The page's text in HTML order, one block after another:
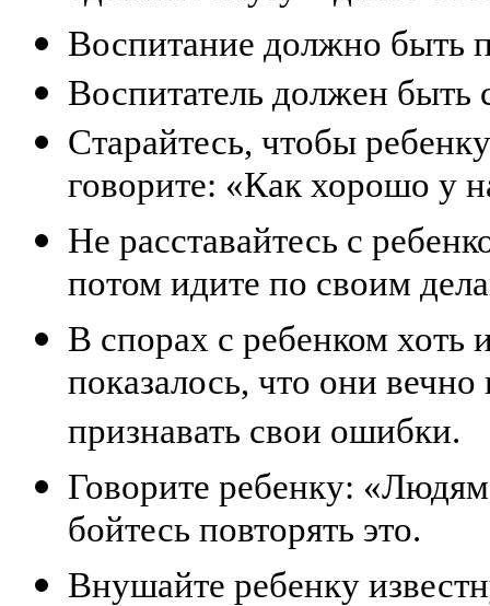
Воспитание должно быть
Воспитатель должен
Старайтесь, чтобы
говорите: «Как хорошо у
Не расставайтесь с
потом идите по своим
В спорах с ребенком хоть
показалось, что они
признавать свои ошибки.
Говорите ребенку:
бойтесь повторять это.
Внушайте ребенку